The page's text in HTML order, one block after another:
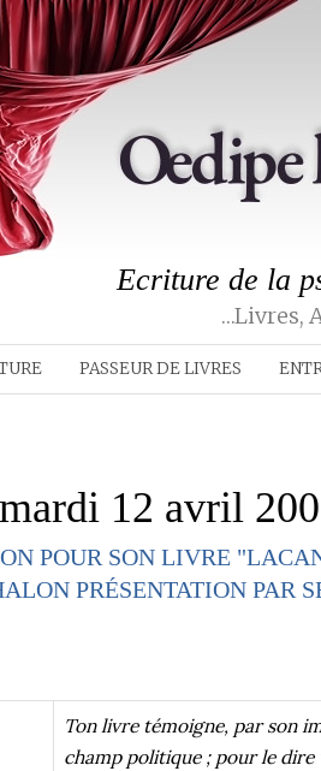
Ecriture de la
…livres,
PASSEUR DE LIVRES
12 avril
POUR SON LIVRE
PRÉSENTATION PAR
Ton livre témoigne, par son
champ politique ; pour le